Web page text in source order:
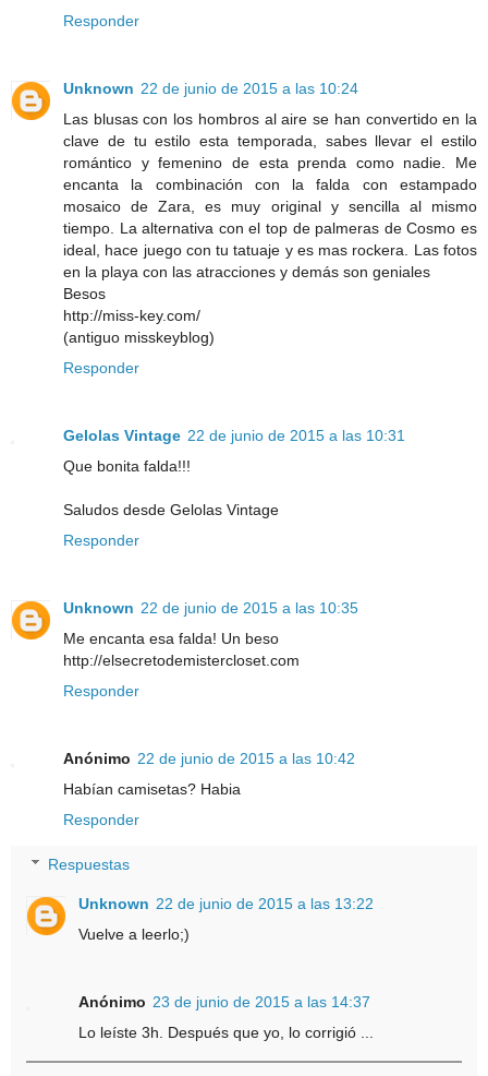
Responder
Unknown 22 de junio de 2015 a las 10:24
Las blusas con los hombros al aire se han convertido en la
clave de tu estilo esta temporada, sabes llevar el estilo
romántico y femenino de esta prenda como nadie. Me
encanta la combinación con la falda con estampado
mosaico de Zara, es muy original y sencilla al mismo
tiempo. La alternativa con el top de palmeras de Cosmo es
ideal, hace juego con tu tatuaje y es mas rockera. Las fotos
en la playa con las atracciones y demás son geniales
Besos
http://miss-key.com/
(antiguo misskeyblog)
Responder
Gelolas Vintage 22 de junio de 2015 a las 10:31
Que bonita falda!!!
Saludos desde Gelolas Vintage
Responder
Unknown 22 de junio de 2015 a las 10:35
Me encanta esa falda! Un beso
http://elsecretodemistercloset.com
Responder
Anónimo 22 de junio de 2015 a las 10:42
Habían camisetas? Habia
Responder
Respuestas
Unknown 22 de junio de 2015 a las 13:22
Vuelve a leerlo;)
Anónimo 23 de junio de 2015 a las 14:37
Lo leíste 3h. Después que yo, lo corrigió ...